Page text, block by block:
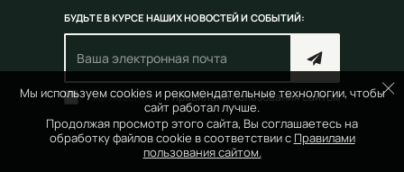
Мы используем cookies и рекомендательные технологии, чтобы
сайт работал лучше.
Продолжая просмотр этого сайта, Вы соглашаетесь на
обработку файлов cookie в соответствии с Правилами
пользования сайтом.
БУДЬТЕ В КУРСЕ НАШИХ НОВОСТЕЙ И СОБЫТИЙ:
Согласен(на) справилами пользования сайтом